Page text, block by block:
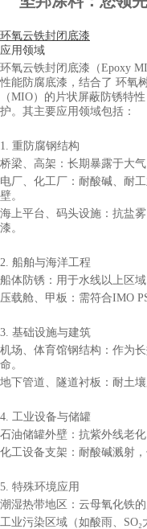
环氧云铁封闭底漆
应用领域
环氧云铁封闭底漆（Epoxy
性能防腐底漆，结合了 环氧
（MIO）的片状屏蔽防锈特
护。其主要应用领域包括：
1. 重防腐钢结构
桥梁、高架：长期暴露于大
电厂、化工厂：耐酸碱、耐
壁。
海上平台、码头设施：抗盐
漆。
2. 船舶与海洋工程
船体防锈：用于水线以上区
压载舱、甲板：需符合IMO
3. 基础设施与建筑
机场、体育馆钢结构：作为
命。
地下管道、隧道衬板：耐土壤
4. 工业设备与储罐
石油储罐外壁：抗紫外线老
化工设备支架：耐酸碱溅射，
5. 特殊环境应用
潮湿热带地区：云母氧化铁
工业污染区域（如酸雨、